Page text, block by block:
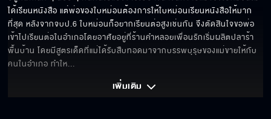
ได้เรียนหนังสือ แต่พ่อของใบหม่อนต้องการให้ใบหม่อนเรียนหนังสือให้มาก
ที่สุด หลังจากจบป.6 ใบหม่อนก็อยากเรียนต่อสูงเช่นกัน จึงตัดสินใจขอพ่อ
เข้าไปเรียนต่อในอำเภอโดยอาศัยอยู่ที่ร้านคำหลอยเพื่อนรักเริ่มผลิตปลาร้า
พื้นบ้าน โดยมีสูตรเด็ดที่แม่ได้รับสืบทอดมาจากบรรพบุรุษของแม่ขายให้กับ
คนในอำเภอ ทำให...
เพิ่มเติม